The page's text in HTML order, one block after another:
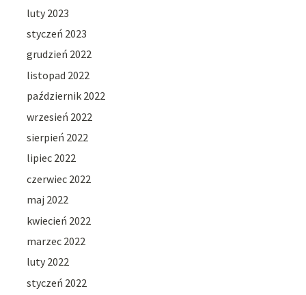
luty 2023
styczeń 2023
grudzień 2022
listopad 2022
październik 2022
wrzesień 2022
sierpień 2022
lipiec 2022
czerwiec 2022
maj 2022
kwiecień 2022
marzec 2022
luty 2022
styczeń 2022